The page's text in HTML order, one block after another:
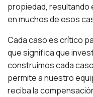
propiedad, resultando
en muchos de esos
Cada caso es crítico
que significa que
construimos cada
permite a nuestro
reciba la